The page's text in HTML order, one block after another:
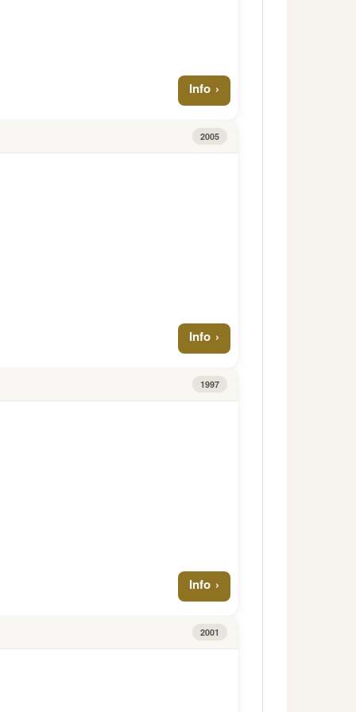
Info
2005
Info
1997
Info
2001